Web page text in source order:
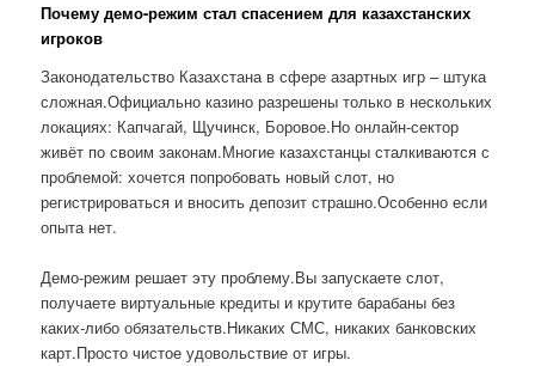
Почему демо-режим стал спасением для казахстанских
игроков
Законодательство Казахстана в сфере азартных игр – штука
сложная.Официально казино разрешены только в нескольких
локациях: Капчагай, Щучинск, Боровое.Но онлайн-сектор
живёт по своим законам.Многие казахстанцы сталкиваются с
проблемой: хочется попробовать новый слот, но
регистрироваться и вносить депозит страшно.Особенно если
опыта нет.
Демо-режим решает эту проблему.Вы запускаете слот,
получаете виртуальные кредиты и крутите барабаны без
каких-либо обязательств.Никаких СМС, никаких банковских
карт.Просто чистое удовольствие от игры.